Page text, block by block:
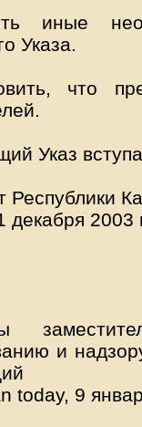
иные
Указа.
что
Указ
Республики
декабря 2003
и
today, 9